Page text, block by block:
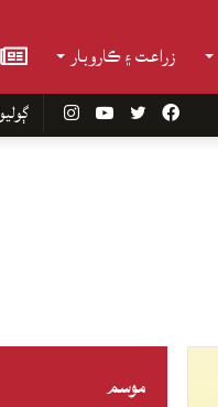
زراعت ۽ ڪاروبار
InstagramYouTube Twitter
Facebook
موسم